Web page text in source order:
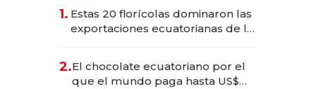
1. Estas 20 florícolas dominaron las
exportaciones ecuatorianas de la
2.El chocolate ecuatoriano por el
que el mundo paga hasta US$